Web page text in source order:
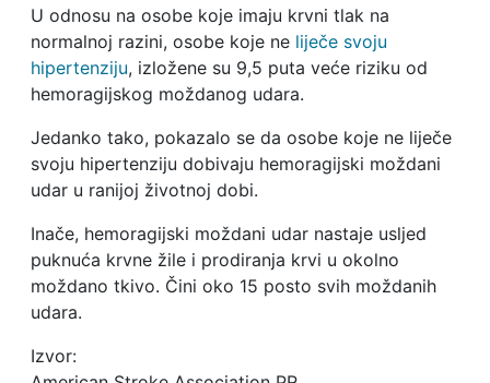
U odnosu na osobe koje imaju krvni tlak na
normalnoj razini, osobe koje ne liječe svoju
hipertenziju, izložene su 9,5 puta veće riziku od
hemoragijskog moždanog udara.
Jedanko tako, pokazalo se da osobe koje ne liječe
svoju hipertenziju dobivaju hemoragijski moždani
udar u ranijoj životnoj dobi.
Inače, hemoragijski moždani udar nastaje usljed
puknuća krvne žile i prodiranja krvi u okolno
moždano tkivo. Čini oko 15 posto svih moždanih
udara.
Izvor: